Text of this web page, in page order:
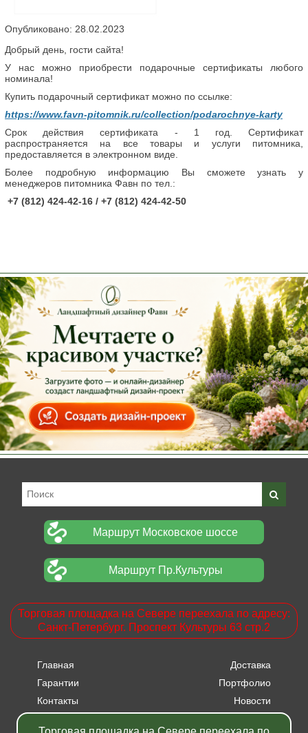
Опубликовано: 28.02.2023
Добрый день, гости сайта!
У нас можно приобрести подарочные сертификаты любого
номинала!
Купить подарочный сертификат можно по ссылке:
https://www.favn-pitomnik.ru/collection/podarochnye-karty
Срок действия сертификата - 1 год. Сертификат
распространяется на все товары и услуги питомника,
предоставляется в электронном виде.
Более подробную информацию Вы сможете узнать у
менеджеров питомника Фавн по тел.:
+7 (812) 424-42-16 / +7 (812) 424-42-50
Маршрут Московское шоссе
Маршрут Пр.Культуры
Торговая площадка на Севере переехала по адресу:
Санкт-Петербург. Проспект Культуры 63 стр.2
Главная
Доставка
Гарантии
Портфолио
Контакты
Новости